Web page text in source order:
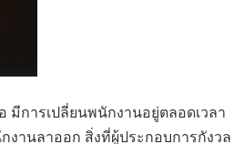
มีการเปลี่ยนพนักงานอยู่ตลอดเวลา
านลาออก สิ่งที่ผู้ประกอบการกังวล